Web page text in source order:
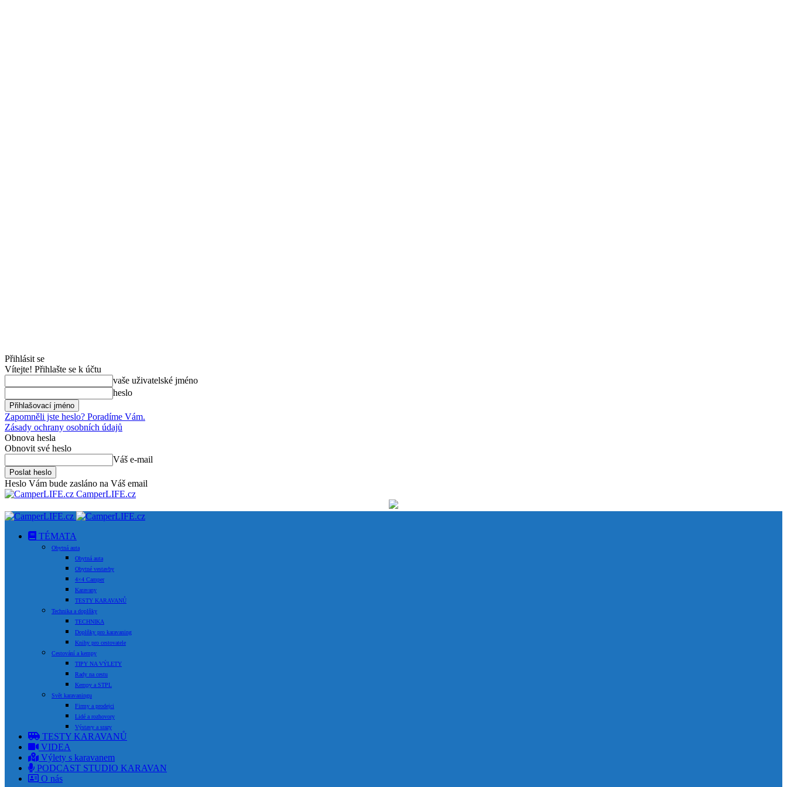
Přihlásit se
Vítejte! Přihlašte se k účtu
vaše uživatelské jméno
heslo
Zapomněli jste heslo? Poradíme Vám.
Zásady ochrany osobních údajů
Obnova hesla
Obnovit své heslo
Váš e-mail
Heslo Vám bude zasláno na Váš email
CamperLIFE.cz
TÉMATA
Obytná auta
Obytná auta
Obytné vestavby
4×4 Camper
Karavany
TESTY KARAVANŮ
Technika a doplňky
TECHNIKA
Doplňky pro karavaning
Knihy pro cestovatele
Cestování a kempy
TIPY NA VÝLETY
Rady na cestu
Kempy a STPL
Svět karavaningu
Firmy a prodejci
Lidé a rozhovory
Výstavy a srazy
TESTY KARAVANŮ
VIDEA
Výlety s karavanem
PODCAST STUDIO KARAVAN
O nás